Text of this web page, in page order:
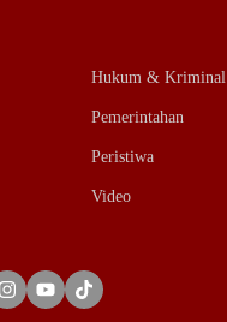
Hukum & Kriminal
Pemerintahan
Peristiwa
Video